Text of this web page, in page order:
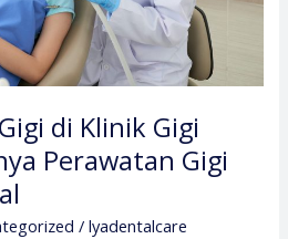
di Klinik Gigi
Perawatan Gigi
/lyadentalcare